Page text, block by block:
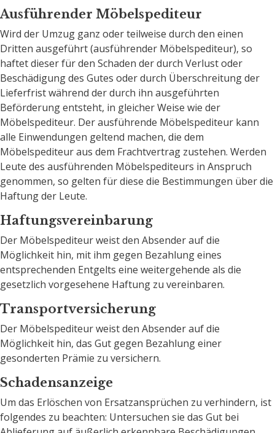
Ausführender Möbelspediteur
Wird der Umzug ganz oder teilweise durch den einen
Dritten ausgeführt (ausführender Möbelspediteur), so
haftet dieser für den Schaden der durch Verlust oder
Beschädigung des Gutes oder durch Überschreitung der
Lieferfrist während der durch ihn ausgeführten
Beförderung entsteht, in gleicher Weise wie der
Möbelspediteur. Der ausführende Möbelspediteur kann
alle Einwendungen geltend machen, die dem
Möbelspediteur aus dem Frachtvertrag zustehen. Werden
Leute des ausführenden Möbelspediteurs in Anspruch
genommen, so gelten für diese die Bestimmungen über die
Haftung der Leute.
Haftungsvereinbarung
Der Möbelspediteur weist den Absender auf die
Möglichkeit hin, mit ihm gegen Bezahlung eines
entsprechenden Entgelts eine weitergehende als die
gesetzlich vorgesehene Haftung zu vereinbaren.
Transportversicherung
Der Möbelspediteur weist den Absender auf die
Möglichkeit hin, das Gut gegen Bezahlung einer
gesonderten Prämie zu versichern.
Schadensanzeige
Um das Erlöschen von Ersatzansprüchen zu verhindern, ist
folgendes zu beachten: Untersuchen sie das Gut bei